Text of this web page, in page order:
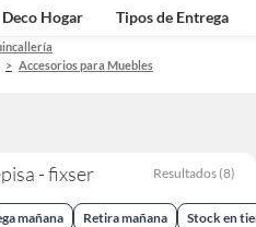
Deco Hogar Tipos de Entrega
Accesorios para Muebles
- fixser Resultados (8)
mañana Retira mañana Stock en